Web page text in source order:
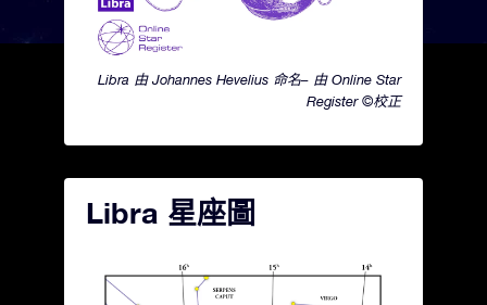
Libra 由 Johannes Hevelius 命名– 由 Online Star
Register ©校正
Libra 星座圖